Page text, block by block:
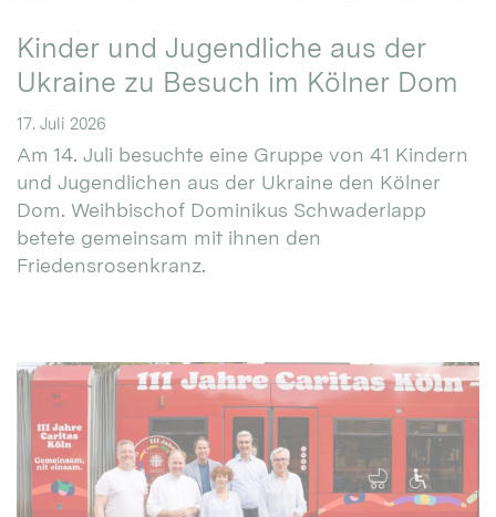
Kinder und Jugendliche aus der
Ukraine zu Besuch im Kölner Dom
17. Juli 2026
Am 14. Juli besuchte eine Gruppe von 41 Kindern
und Jugendlichen aus der Ukraine den Kölner
Dom. Weihbischof Dominikus Schwaderlapp
betete gemeinsam mit ihnen den
Friedensrosenkranz.